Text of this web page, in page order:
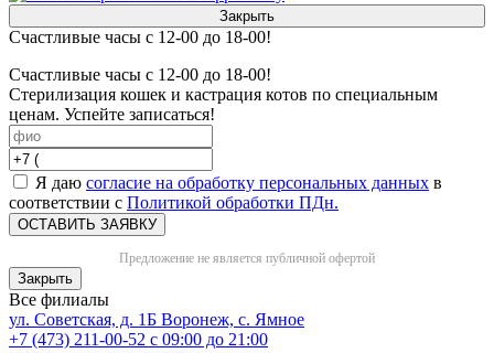
Закрыть
Счастливые часы с 12-00 до 18-00!
Счастливые часы с 12-00 до 18-00!
Стерилизация кошек и кастрация котов по специальным
ценам. Успейте записаться!
Я даю согласие на обработку персональных данных в
соответствии с Политикой обработки ПДн.
ОСТАВИТЬ ЗАЯВКУ
Предложение не является публичной офертой
Закрыть
Все филиалы
ул. Советская, д. 1Б Воронеж, с. Ямное
+7 (473) 211-00-52 с 09:00 до 21:00